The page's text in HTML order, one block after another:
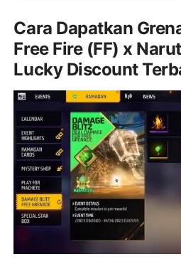
Cara Dapatkan
Free Fire (FF) x
Lucky Discount